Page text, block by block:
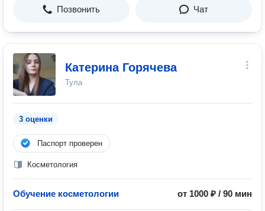
Позвонить Чат
Катерина Горячева
Тула
3 оценки
Паспорт проверен
Косметология
Обучение косметологии от 1000 ₽ / 90 мин